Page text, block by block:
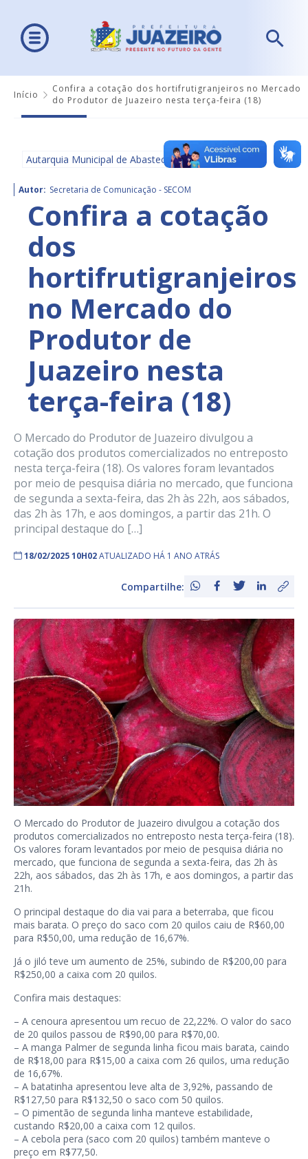
Início
Confira a cotação dos hortifrutigranjeiros no Mercado
do Produtor de Juazeiro nesta terça-feira (18)
Autarquia Municipal de Abastecimento - AMA
Autor: Secretaria de Comunicação - SECOM
Confira a cotação
dos
hortifrutigranjeiros
no Mercado do
Produtor de
Juazeiro nesta
terça-feira (18)
O Mercado do Produtor de Juazeiro divulgou a
cotação dos produtos comercializados no entreposto
nesta terça-feira (18). Os valores foram levantados
por meio de pesquisa diária no mercado, que funciona
de segunda a sexta-feira, das 2h às 22h, aos sábados,
das 2h às 17h, e aos domingos, a partir das 21h. O
principal destaque do […]
18/02/2025 10H02ATUALIZADO HÁ 1 ANO ATRÁS
Compartilhe:
O Mercado do Produtor de Juazeiro divulgou a cotação dos
produtos comercializados no entreposto nesta terça-feira (18).
Os valores foram levantados por meio de pesquisa diária no
mercado, que funciona de segunda a sexta-feira, das 2h às
22h, aos sábados, das 2h às 17h, e aos domingos, a partir das
21h.
O principal destaque do dia vai para a beterraba, que ficou
mais barata. O preço do saco com 20 quilos caiu de R$60,00
para R$50,00, uma redução de 16,67%.
Já o jiló teve um aumento de 25%, subindo de R$200,00 para
R$250,00 a caixa com 20 quilos.
Confira mais destaques:
– A cenoura apresentou um recuo de 22,22%. O valor do saco
de 20 quilos passou de R$90,00 para R$70,00.
– A manga Palmer de segunda linha ficou mais barata, caindo
de R$18,00 para R$15,00 a caixa com 26 quilos, uma redução
de 16,67%.
– A batatinha apresentou leve alta de 3,92%, passando de
R$127,50 para R$132,50 o saco com 50 quilos.
– O pimentão de segunda linha manteve estabilidade,
custando R$20,00 a caixa com 12 quilos.
– A cebola pera (saco com 20 quilos) também manteve o
preço em R$77,50.